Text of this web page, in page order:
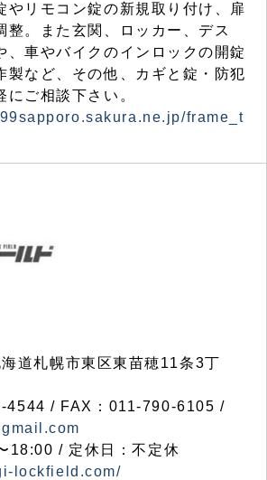
やリモコン錠の新規取り付け、扉
整。また玄関、ロッカー、デス
、車やバイクのインロックの開錠
製など、その他、カギと錠・防犯
ご相談下さい。
frame_t
道札幌市東区東苗穂11条3丁
4544 / FAX：011-790-6105 /
18:00 / 定休日：不定休
lockfield.com/